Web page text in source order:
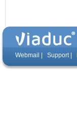
Webmail Support|